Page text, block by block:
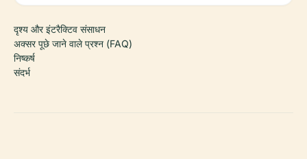
दृश्य और इंटरैक्टिव संसाधन
अक्सर पूछे जाने वाले प्रश्न (FAQ)
निष्कर्ष
संदर्भ